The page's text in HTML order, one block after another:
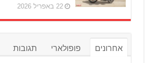
22 באפריל 2026
אחרונים פופולארי תגובות